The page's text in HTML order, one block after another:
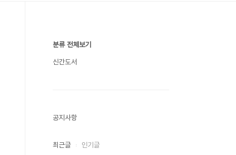
분류 전체보기
신간도서
공지사항
최근글 인기글